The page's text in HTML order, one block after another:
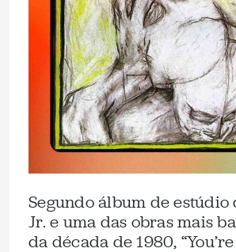
Segundo álbum de estúdio
Jr. e uma das obras mais
da década de 1980,